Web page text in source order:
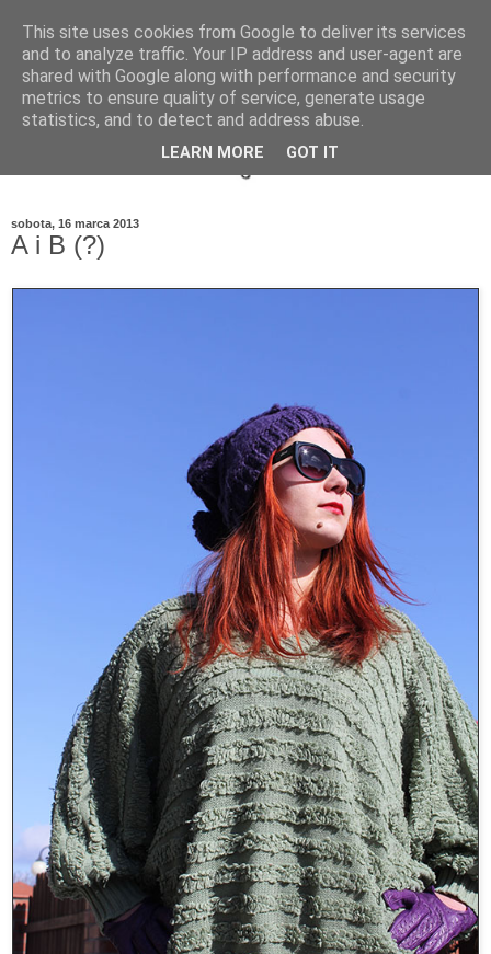
sobota, 16 marca 2013
A i B (?)
This site uses cookies from Google to deliver its services
and to analyze traffic. Your IP address and user-agent are
shared with Google along with performance and security
metrics to ensure quality of service, generate usage
statistics, and to detect and address abuse.
LEARN MORE GOT IT